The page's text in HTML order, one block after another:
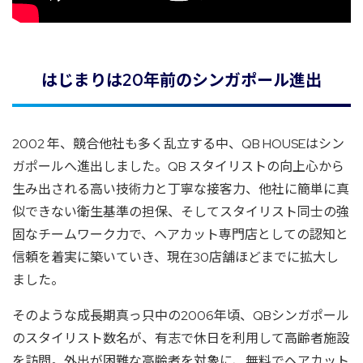
はじまりは20年前のシンガポール進出
2002 年、競合他社も多く乱立する中、QB HOUSEはシン
ガポールへ進出しました。QB スタイリストの向上心から
生み出される高い技術力と丁寧な接客力、他社に簡単に真
似できない衛生基準の担保、そしてスタイリスト同士の強
固なチームワーク力で、ヘアカット専門店としての認知と
信頼を着実に築いていき、現在30店舗ほどまでに拡大し
ました。
そのような成長期真っ只中の2006年頃、QBシンガポール
のスタイリスト数名が、有志で休日を利用して高齢者施設